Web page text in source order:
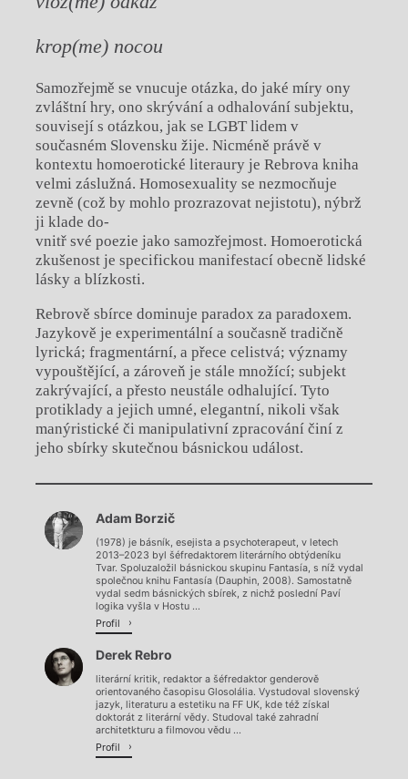
krop(me) nocou
Samozřejmě se vnucuje otázka, do jaké míry ony
zvláštní hry, ono skrývání a odhalování subjektu,
souvisejí s otázkou, jak se LGBT lidem v
současném Slovensku žije. Nicméně právě v
kontextu homoerotické literaury je Rebrova kniha
velmi záslužná. Homosexuality se nezmocňuje
zevně (což by mohlo prozrazovat nejistotu), nýbrž
ji klade do-
vnitř své poezie jako samozřejmost. Homoerotická
zkušenost je specifickou manifestací obecně lidské
lásky a blízkosti.
Rebrově sbírce dominuje paradox za paradoxem.
Jazykově je experimentální a současně tradičně
lyrická; fragmentární, a přece celistvá; významy
vypouštějící, a zároveň je stále množící; subjekt
zakrývající, a přesto neustále odhalující. Tyto
protiklady a jejich umné, elegantní, nikoli však
manýristické či manipulativní zpracování činí z
jeho sbírky skutečnou básnickou událost.
Chviličku.
Načítá se.
Adam Borzič
(1978) je básník, esejista a psychoterapeut, v letech
2013–2023 byl šéfredaktorem literárního obtýdeníku
Tvar. Spoluzaložil básnickou skupinu Fantasía, s níž vydal
společnou knihu Fantasía (Dauphin, 2008). Samostatně
vydal sedm básnických sbírek, z nichž poslední Paví
logika vyšla v Hostu ...
Profil
Derek Rebro
literární kritik, redaktor a šéfredaktor genderově
orientovaného časopisu Glosolália. Vystudoval slovenský
jazyk, literaturu a estetiku na FF UK, kde též získal
doktorát z literární vědy. Studoval také zahradní
architetkturu a filmovou vědu ...
Profil